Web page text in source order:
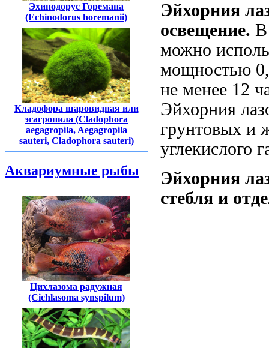
Эхинодорус Горемана
(Echinodorus horemanii)
Кладофора шаровидная или
эгагропила (Cladophora
aegagropila, Aegagropila
sauteri, Cladophora sauteri)
Аквариумные рыбы
Цихлазома радужная
(Cichlasoma synspilum)
Эйхорния
освещение. В
можно
мощностью
не менее 12
Эйхорния
грунтовых и
углекислого
Эйхорния
стебля и